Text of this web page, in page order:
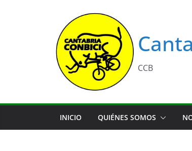
CCB
INICIO QUIÉNES SOMOS